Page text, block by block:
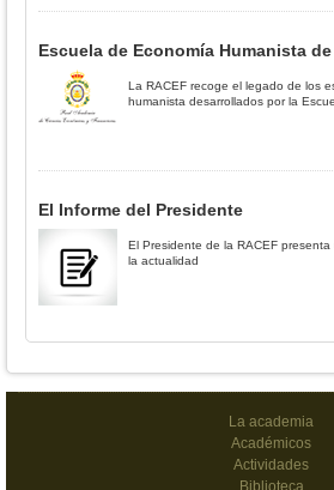
Escuela de Economía Humanista
La RACEF recoge el legado de los
humanista desarrollados por la
El Informe del Presidente
El Presidente de la RACEF
la actualidad
La academia
Académicos
Actividades